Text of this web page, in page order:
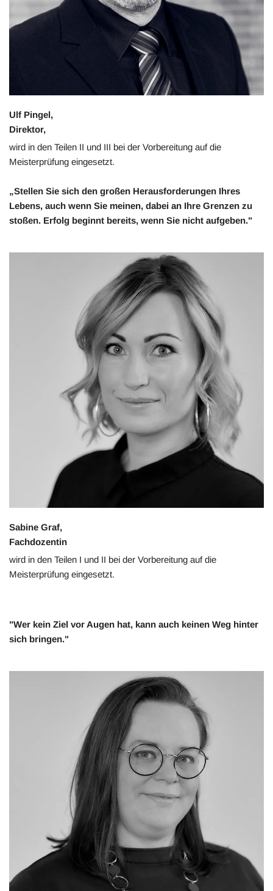
Ulf Pingel,
Direktor,
wird in den Teilen II und III bei der Vorbereitung auf die
Meisterprüfung eingesetzt.
„Stellen Sie sich den großen Herausforderungen Ihres
Lebens, auch wenn Sie meinen, dabei an Ihre Grenzen zu
stoßen. Erfolg beginnt bereits, wenn Sie nicht aufgeben."
Sabine Graf,
Fachdozentin
wird in den Teilen I und II bei der Vorbereitung auf die
Meisterprüfung eingesetzt.
"Wer kein Ziel vor Augen hat, kann auch keinen Weg hinter
sich bringen."